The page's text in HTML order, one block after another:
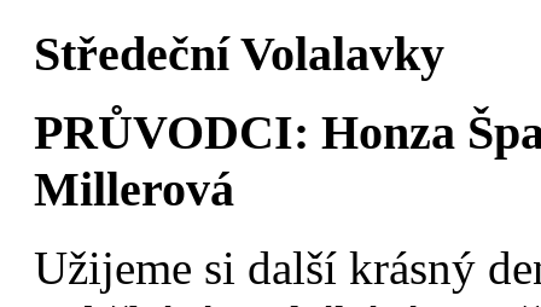
Středeční Volalavky
PRŮVODCI: Honza
Millerová
Užijeme si další krásný